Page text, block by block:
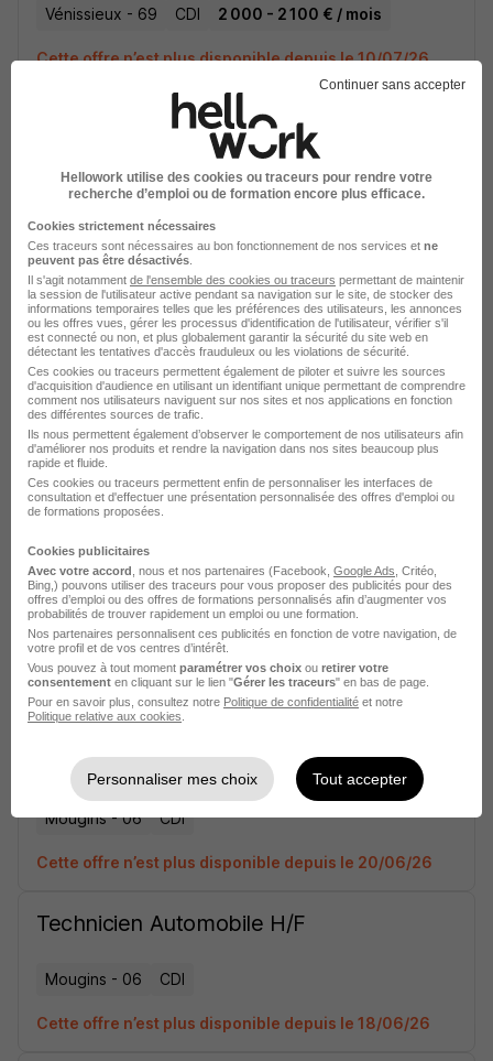
Vénissieux - 69 CDI 2 000 - 2 100 € / mois
Cette offre n’est plus disponible depuis le 10/07/26
Réceptionnaire Atelier H/F
Le Mans - 72 CDI
Cette offre n’est plus disponible depuis le 08/07/26
Technicien Jantes H/F
Mougins - 06 CDI
Cette offre n’est plus disponible depuis le 29/06/26
Technicien Atelier H/F
Le Mans - 72 CDI 2 000 - 2 500 € / mois
Réceptionnaire Atelier H/F
Le Mans - 72 CDI
Cette offre n’est plus disponible depuis le 22/06/26
Commercial - Ramasseur H/F
Mougins - 06 CDI
Cette offre n’est plus disponible depuis le 20/06/26
Technicien Automobile H/F
Mougins - 06 CDI
Cette offre n’est plus disponible depuis le 18/06/26
Continuer sans accepter
Hellowork utilise des cookies ou traceurs pour rendre votre
recherche d’emploi ou de formation encore plus efficace.
Cookies strictement nécessaires
Ces traceurs sont nécessaires au bon fonctionnement de nos services et ne
peuvent pas être désactivés
Il s'agit notamment de l'ensemble des cookies ou traceurs permettant de maintenir
la session de l'utilisateur active pendant sa navigation sur le site, de stocker des
informations temporaires telles que les préférences des utilisateurs, les annonces
ou les offres vues, gérer les processus d'identification de l'utilisateur, vérifier s'il
est connecté ou non, et plus globalement garantir la sécurité du site web en
détectant les tentatives d'accès frauduleux ou les violations de sécurité.
Ces cookies ou traceurs permettent également de piloter et suivre les sources
d'acquisition d'audience en utilisant un identifiant unique permettant de comprendre
comment nos utilisateurs naviguent sur nos sites et nos applications en fonction
des différentes sources de trafic.
Ils nous permettent également d’observer le comportement de nos utilisateurs afin
d'améliorer nos produits et rendre la navigation dans nos sites beaucoup plus
rapide et fluide.
Ces cookies ou traceurs permettent enfin de personnaliser les interfaces de
consultation et d'effectuer une présentation personnalisée des offres d'emploi ou
de formations proposées.
Cookies publicitaires
Avec votre accord , nous et nos partenaires (Facebook, Google Ads , Critéo,
Bing,) pouvons utiliser des traceurs pour vous proposer des publicités pour des
offres d’emploi ou des offres de formations personnalisés afin d’augmenter vos
probabilités de trouver rapidement un emploi ou une formation.
Nos partenaires personnalisent ces publicités en fonction de votre navigation, de
votre profil et de vos centres d’intérêt.
Vous pouvez à tout moment paramétrer vos choix ou retirer votre
consentement en cliquant sur le lien "Gérer les traceurs" en bas de page.
Pour en savoir plus, consultez notre Politique de confidentialité et notre
Politique relative aux cookies
Personnaliser mes choix Tout accepter